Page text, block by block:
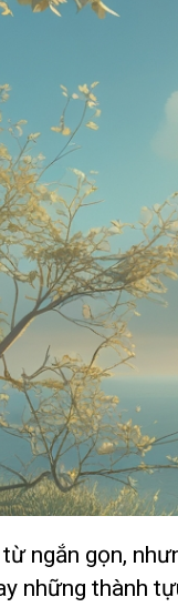
ngắn gọn,
những thành